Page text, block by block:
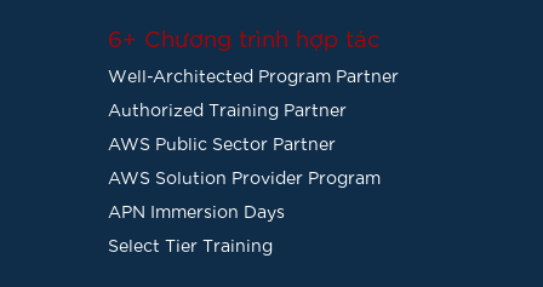
6+ Chương trình hợp tác
Well-Architected Program Partner
Authorized Training Partner
AWS Public Sector Partner
AWS Solution Provider Program
APN Immersion Days
Select Tier Training